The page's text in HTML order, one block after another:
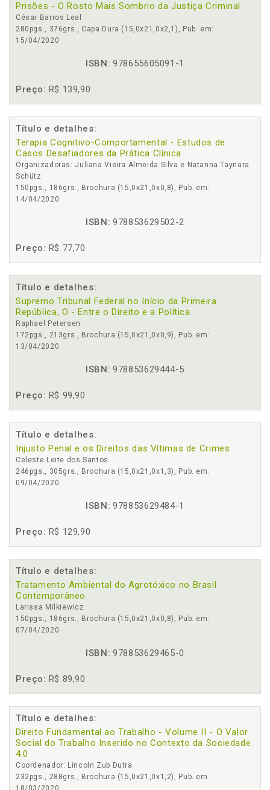
Prisões - O Rosto Mais Sombrio da Justiça Criminal
César Barros Leal
280pgs., 376grs., Capa Dura (15,0x21,0x2,1), Pub. em:
15/04/2020
ISBN: 978655605091-1
Preço: R$ 139,90
Título e detalhes:
Terapia Cognitivo-Comportamental - Estudos de
Casos Desafiadores da Prática Clínica
Organizadoras: Juliana Vieira Almeida Silva e Natanna Taynara
Schütz
150pgs., 186grs., Brochura (15,0x21,0x0,8), Pub. em:
14/04/2020
ISBN: 978853629502-2
Preço: R$ 77,70
Título e detalhes:
Supremo Tribunal Federal no Início da Primeira
República, O - Entre o Direito e a Política
Raphael Petersen
172pgs., 213grs., Brochura (15,0x21,0x0,9), Pub. em:
13/04/2020
ISBN: 978853629444-5
Preço: R$ 99,90
Título e detalhes:
Injusto Penal e os Direitos das Vítimas de Crimes
Celeste Leite dos Santos
246pgs., 305grs., Brochura (15,0x21,0x1,3), Pub. em:
09/04/2020
ISBN: 978853629484-1
Preço: R$ 129,90
Título e detalhes:
Tratamento Ambiental do Agrotóxico no Brasil
Contemporâneo
Larissa Milkiewicz
150pgs., 186grs., Brochura (15,0x21,0x0,8), Pub. em:
07/04/2020
ISBN: 978853629465-0
Preço: R$ 89,90
Título e detalhes:
Direito Fundamental ao Trabalho - Volume II - O Valor
Social do Trabalho Inserido no Contexto da Sociedade
4.0
Coordenador: Lincoln Zub Dutra
232pgs., 288grs., Brochura (15,0x21,0x1,2), Pub. em:
18/03/2020